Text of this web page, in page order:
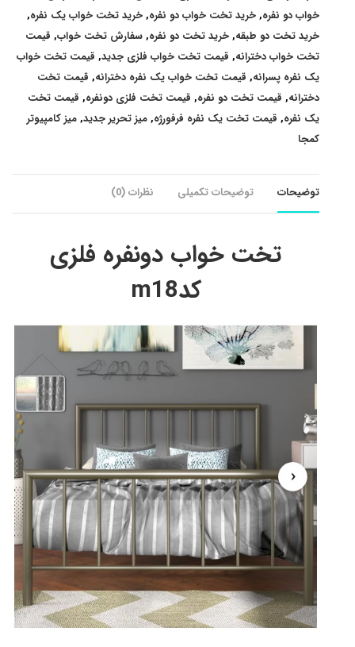
خواب دو نفره,خرید تخت خواب دو نفره,خرید تخت خواب یک نفره,
خرید تخت دو طبقه,خرید تخت دو نفره,سفارش تخت خواب, قیمت
تخت خواب دخترانه, قیمت تخت خواب فلزی جدید, قیمت تخت خواب
یک نفره پسرانه, قیمت تخت خواب یک نفره دخترانه, قیمت تخت
دخترانه, قیمت تخت دو نفره, قیمت تخت فلزی دونفره, قیمت تخت
یک نفره, قیمت تخت یک نفره فرفورژه,میز تحریر جدید,میز کامپیوتر
کمجا
توضیحات توضیحات تکمیلی نظرات (0)
تخت خواب دونفره فلزی
کدm18